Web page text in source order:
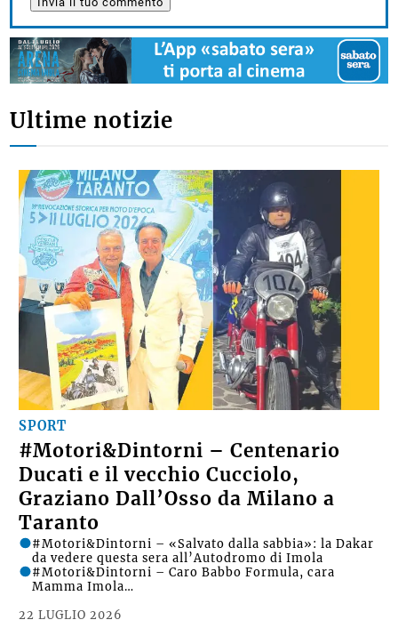
Ultime notizie
SPORT
#Motori&Dintorni – Centenario
Ducati e il vecchio Cucciolo,
Graziano Dall’Osso da Milano a
Taranto
22 LUGLIO 2026
#Motori&Dintorni – «Salvato dalla sabbia»: la Dakar
da vedere questa sera all’Autodromo di Imola
#Motori&Dintorni – Caro Babbo Formula, cara
Mamma Imola…